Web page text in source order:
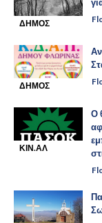
ΔΗΜΟΣ
ΔΗΜΟΣ
ΚΙΝ.ΑΛ
Ο